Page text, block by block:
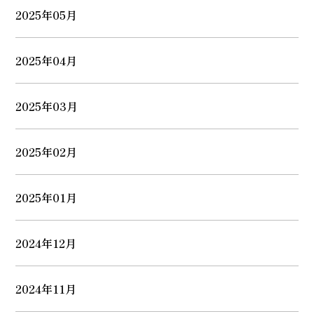
2025年05月
2025年04月
2025年03月
2025年02月
2025年01月
2024年12月
2024年11月